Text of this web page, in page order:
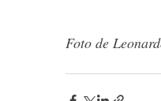
Foto de